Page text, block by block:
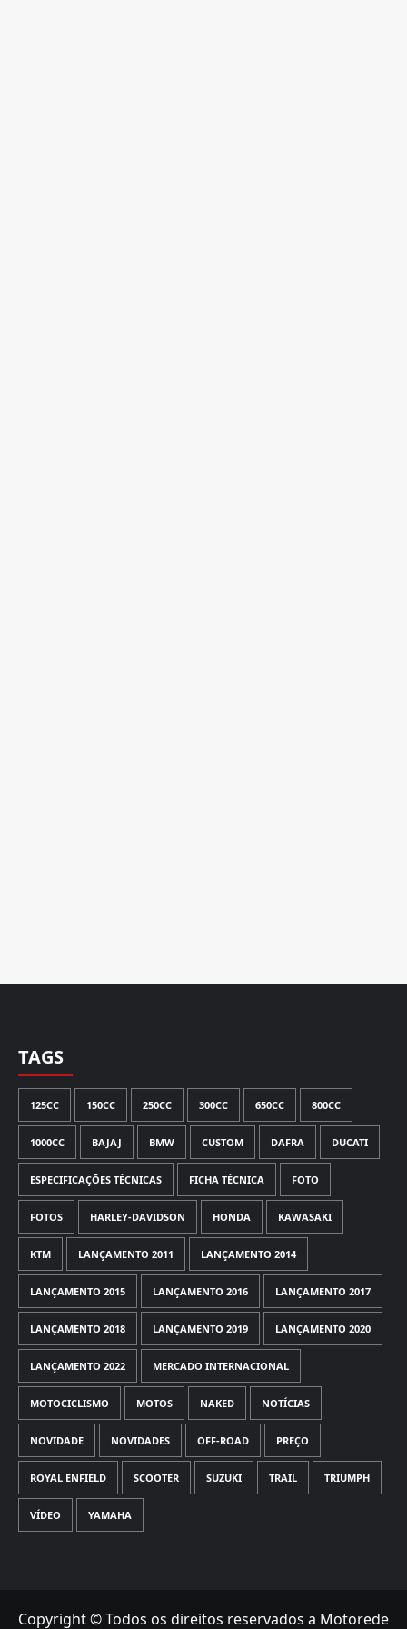
TAGS
125CC 150CC 250CC 300CC 650CC 800CC
1000CC BAJAJ BMW CUSTOM DAFRA DUCATI
ESPECIFICAÇÕES TÉCNICAS FICHA TÉCNICA FOTO
FOTOS HARLEY-DAVIDSON HONDA KAWASAKI
KTM LANÇAMENTO 2011 LANÇAMENTO 2014
LANÇAMENTO 2015 LANÇAMENTO 2016 LANÇAMENTO 2017
LANÇAMENTO 2018 LANÇAMENTO 2019 LANÇAMENTO 2020
LANÇAMENTO 2022 MERCADO INTERNACIONAL
MOTOCICLISMO MOTOS NAKED NOTÍCIAS
NOVIDADE NOVIDADES OFF-ROAD PREÇO
ROYAL ENFIELD SCOOTER SUZUKI TRAIL TRIUMPH
VÍDEO YAMAHA
Copyright © Todos os direitos reservados a Motorede